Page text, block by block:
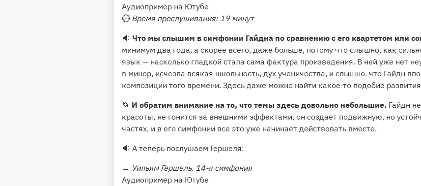
Аудиопример на Ютубе
⏱ Время прослушивания: 19 минут
🔉 Что мы слышим в симфонии Гайдна по сравнению с его квартетом или
минимум два года, а скорее всего, даже больше, потому что слышно, как
язык — насколько гладкой стала сама фактура произведения. В ней уже нет
в минор, исчезла всякая школьность, дух ученичества, и слышно. что Гайдн
композиции того времени. Здесь даже можно найти какое-то подобие
🌀 И обратим внимание на то, что темы здесь довольно небольшие. Гайдн
красоты, не гонится за внешними эффектами, он создает подвижную, но
частях, и в его симфонии все это уже начинает действовать вместе.
🔉 А теперь послушаем Гершеля:
→ Уильям Гершель. 14-я симфония
Аудиопример на Ютубе